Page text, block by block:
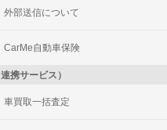
外部送信について
CarMe自動車保険
携サービス）
車買取一括査定